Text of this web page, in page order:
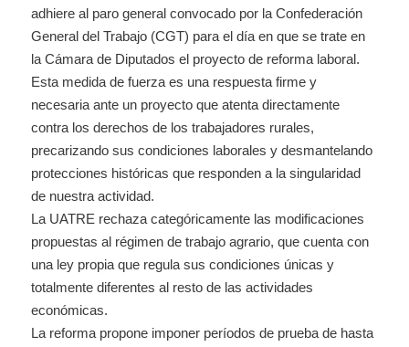
adhiere al paro general convocado por la Confederación
General del Trabajo (CGT) para el día en que se trate en
la Cámara de Diputados el proyecto de reforma laboral.
Esta medida de fuerza es una respuesta firme y
necesaria ante un proyecto que atenta directamente
contra los derechos de los trabajadores rurales,
precarizando sus condiciones laborales y desmantelando
protecciones históricas que responden a la singularidad
de nuestra actividad.
La UATRE rechaza categóricamente las modificaciones
propuestas al régimen de trabajo agrario, que cuenta con
una ley propia que regula sus condiciones únicas y
totalmente diferentes al resto de las actividades
económicas.
La reforma propone imponer períodos de prueba de hasta